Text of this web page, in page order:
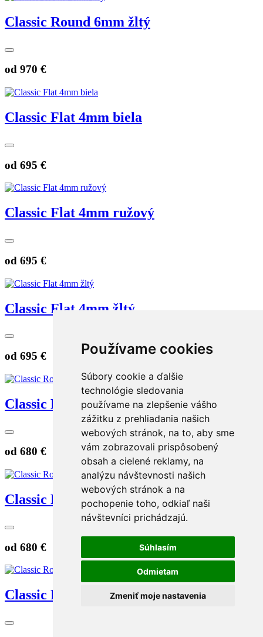
Používame cookies
Súbory cookie a ďalšie
technológie sledovania
používame na zlepšenie vášho
zážitku z prehliadania našich
webových stránok, na to, aby sme
vám zobrazovali prispôsobený
obsah a cielené reklamy, na
analýzu návštevnosti našich
webových stránok a na
pochopenie toho, odkiaľ naši
návštevníci prichádzajú.
Súhlasím
Odmietam
Zmeniť moje nastavenia
Classic Round 6mm žltý
od 970 €
Classic Flat 4mm biela
od 695 €
Classic Flat 4mm ružový
od 695 €
Classic Flat 4mm žltý
od 695 €
Classic Round 4mm biely
od 680 €
Classic Round 4mm ružový
od 680 €
Classic Round 4mm žltý